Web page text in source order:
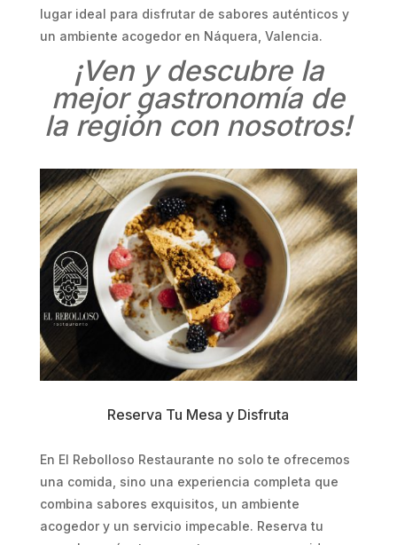
lugar ideal para disfrutar de sabores auténticos y
un ambiente acogedor en Náquera, Valencia.
¡Ven y descubre la
mejor gastronomía de
la región con nosotros!
Reserva Tu Mesa y Disfruta
En El Rebolloso Restaurante no solo te ofrecemos
una comida, sino una experiencia completa que
combina sabores exquisitos, un ambiente
acogedor y un servicio impecable. Reserva tu